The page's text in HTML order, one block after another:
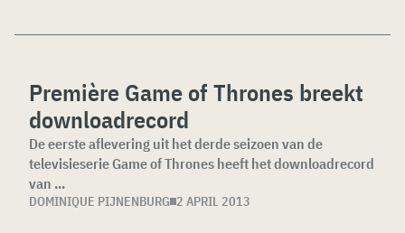
Première Game of Thrones breekt
downloadrecord
De eerste aflevering uit het derde seizoen van de
televisieserie Game of Thrones heeft het downloadrecord
van ...
DOMINIQUE PIJNENBURG 2 APRIL 2013